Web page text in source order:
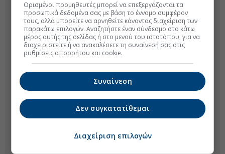
Ορισμένοι προμηθευτές μπορεί να επεξεργάζονται τα
προσωπικά δεδομένα σας με βάση το έννομο συμφέρον
τους, αλλά μπορείτε να αρνηθείτε κάνοντας διαχείριση των
παρακάτω επιλογών. Αναζητήστε έναν σύνδεσμο στο κάτω
μέρος αυτής της σελίδας ή στο μενού του ιστοτόπου, για να
διαχειριστείτε ή να ανακαλέσετε τη συναίνεσή σας στις
ρυθμίσεις απορρήτου και cookie.
Συναίνεση
Δεν συγκατατίθεμαι
Διαχείριση επιλογών